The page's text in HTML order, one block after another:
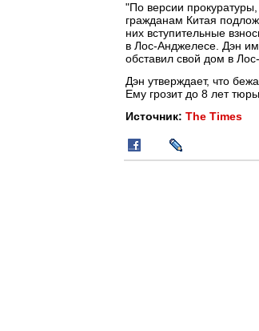
"По версии
гражданам Китая
них вступительные
в Лос-Анджелесе. Дэн
обставил свой дом в
Дэн утверждает, что
Ему грозит до 8 лет
Источник: The Times